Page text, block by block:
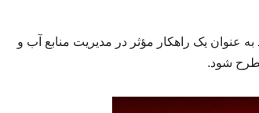
به عنوان یک راهکار مؤثر در مدیریت منابع آب و
شود.